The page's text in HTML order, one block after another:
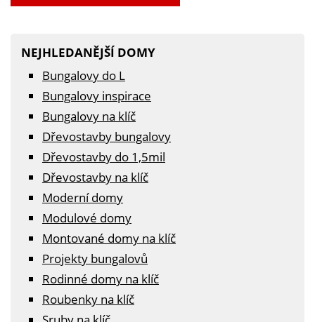
NEJHLEDANĚJŠÍ DOMY
Bungalovy do L
Bungalovy inspirace
Bungalovy na klíč
Dřevostavby bungalovy
Dřevostavby do 1,5mil
Dřevostavby na klíč
Moderní domy
Modulové domy
Montované domy na klíč
Projekty bungalovů
Rodinné domy na klíč
Roubenky na klíč